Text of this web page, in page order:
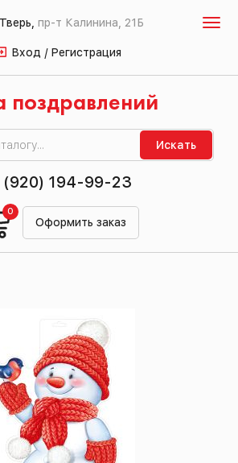
пр-т Калинина, 21Б
Вход / Регистрация
поздравлений
Искать
(920) 194-99-23
Оформить заказ
0